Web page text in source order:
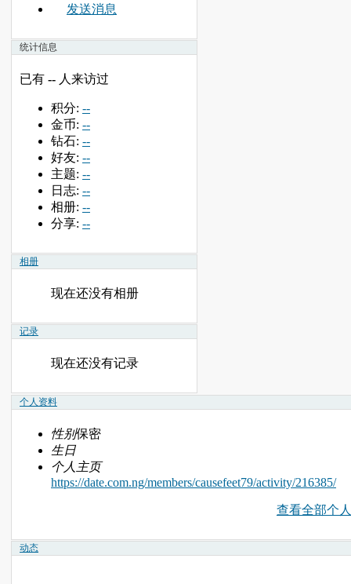
发送消息
统计信息
已有 -- 人来访过
积分: --
金币: --
钻石: --
好友: --
主题: --
日志: --
相册: --
分享: --
相册
现在还没有相册
记录
现在还没有记录
个人资料
性别保密
生日
个人主页
https://date.com.ng/members/causefeet79/activity/216385/
查看全部个
动态